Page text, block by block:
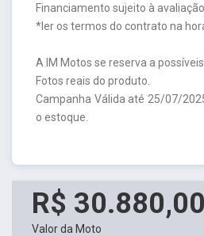
Financiamento sujeito à
*ler os termos do contrato na
A IM Motos se reserva a
Fotos reais do produto.
Campanha Válida até 25/07/
o estoque.
R$ 30.880,00
Valor da Moto